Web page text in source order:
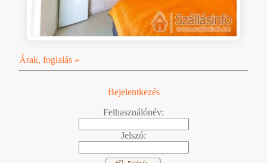
Árak, foglalás »
Bejelentkezés
Felhasználónév:
Jelszó: